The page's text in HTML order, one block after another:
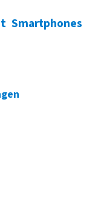
Smartphones